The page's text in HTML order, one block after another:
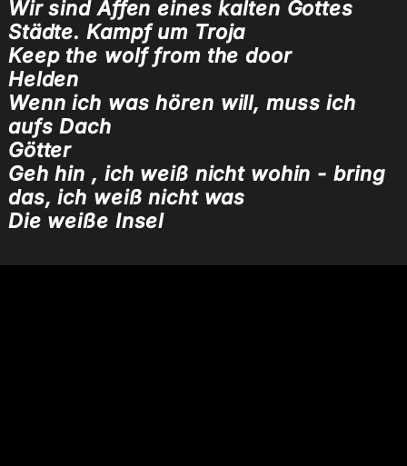
Wir sind Affen eines kalten Gottes
Städte. Kampf um Troja
Keep the wolf from the door
Helden
Wenn ich was hören will, muss ich
aufs Dach
Götter
Geh hin , ich weiß nicht wohin - bring
das, ich weiß nicht was
Die weiße Insel